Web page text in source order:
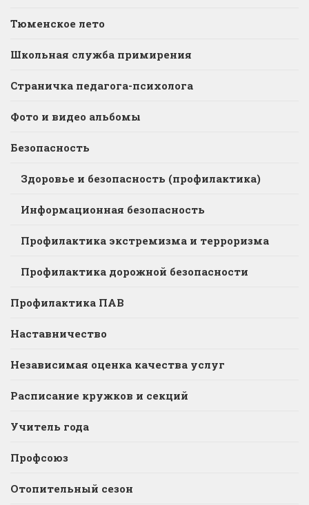
Тюменское лето
Школьная служба примирения
Страничка педагога-психолога
Фото и видео альбомы
Безопасность
Здоровье и безопасность (профилактика)
Информационная безопасность
Профилактика экстремизма и терроризма
Профилактика дорожной безопасности
Профилактика ПАВ
Наставничество
Независимая оценка качества услуг
Расписание кружков и секций
Учитель года
Профсоюз
Отопительный сезон